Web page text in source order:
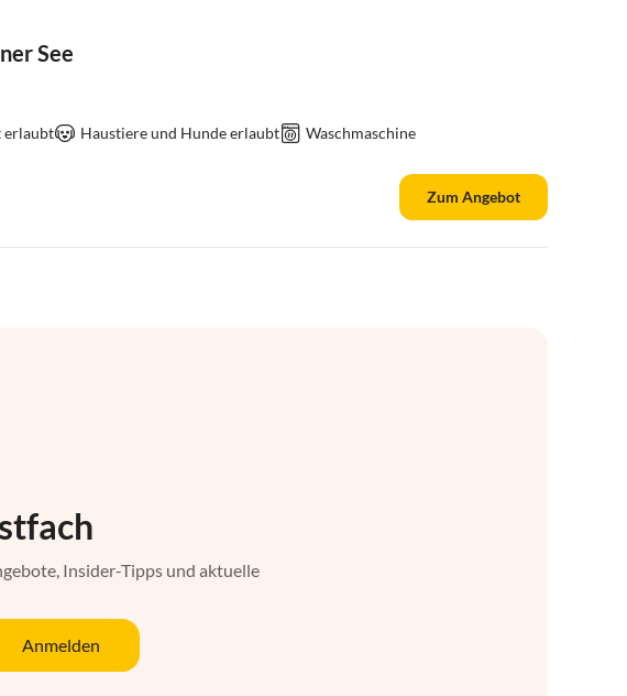
See
erlaubt Haustiere und Hunde erlaubt Waschmaschine
Zum Angebot
Insider-Tipps und aktuelle
Anmelden